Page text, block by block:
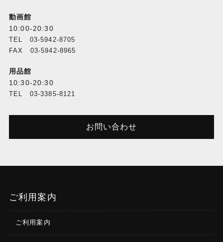
動画館
10:00-20:30
TEL 03-5942-8705
FAX 03-5942-8965
用品館
10:30-20:30
TEL 03-3385-8121
お問い合わせ
ご利用案内
ご利用案内